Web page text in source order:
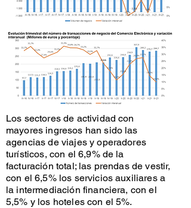
Los sectores de actividad con
mayores ingresos han sido las
agencias de viajes y operadores
turísticos, con el 6,9% de la
facturación total; las prendas de vestir,
con el 6,5% los servicios auxiliares a
la intermediación financiera, con el
5,5% y los hoteles con el 5%.